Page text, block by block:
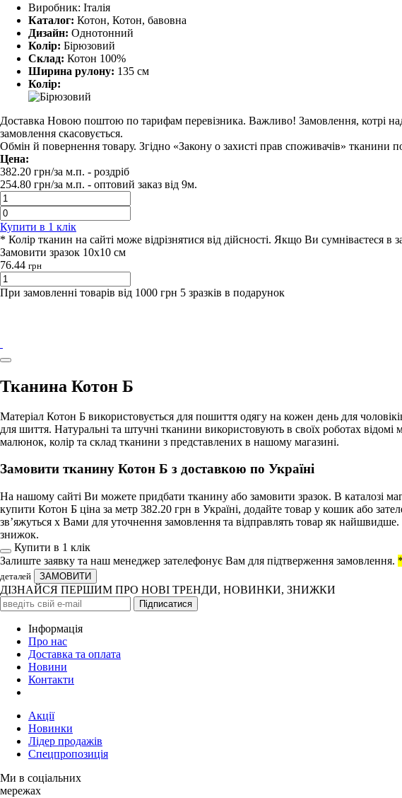
Виробник: Італія
Каталог: Котон, Котон, бавовна
Дизайн: Однотонний
Колір: Бірюзовий
Склад: Котон 100%
Ширина рулону: 135 см
Колір:
Доставка Новою поштою по тарифам перевізника. Важливо! Замовлення, котрі
замовлення скасовується.
Обмін й повернення товару. Згідно «Закону о захисті прав споживачів»
Цена:
382.20 грн/за м.п. - роздрiб
254.80 грн/за м.п. - оптовий заказ вiд 9м.
Купити в 1 клiк
* Колір тканин на сайті може відрізнятися від дійсності. Якщо Ви сумніваєтеся
Замовити зразок 10х10 см
76.44 грн
При замовленні товарів від 1000 грн 5 зразків в подарунок
Тканина Котон Б
Матеріал Котон Б використовується для пошиття одягу на кожен день для
для шиття. Натуральні та штучні тканини використовують в своїх роботах
малюнок, колір та склад тканини з представлених в нашому магазині.
Замовити тканину Котон Б з доставкою по Україні
На нашому сайті Ви можете придбати тканину або замовити зразок. В каталозі
купити Котон Б ціна за метр 382.20 грн в Україні, додайте товар у кошик або
зв’яжуться х Вами для уточнення замовлення та відправлять товар як
знижок.
Купити в 1 клiк
Залиште заявку та наш менеджер зателефонує Вам для підтверження замовлення. *
деталей
ДІЗНАЙСЯ ПЕРШИМ ПРО НОВІ ТРЕНДИ, НОВИНКИ, ЗНИЖКИ
Iнформація
Про нас
Доставка та оплата
Новини
Контакти
Акції
Новинки
Лідер продажів
Спецпропозиція
Ми в соціальних
мережах